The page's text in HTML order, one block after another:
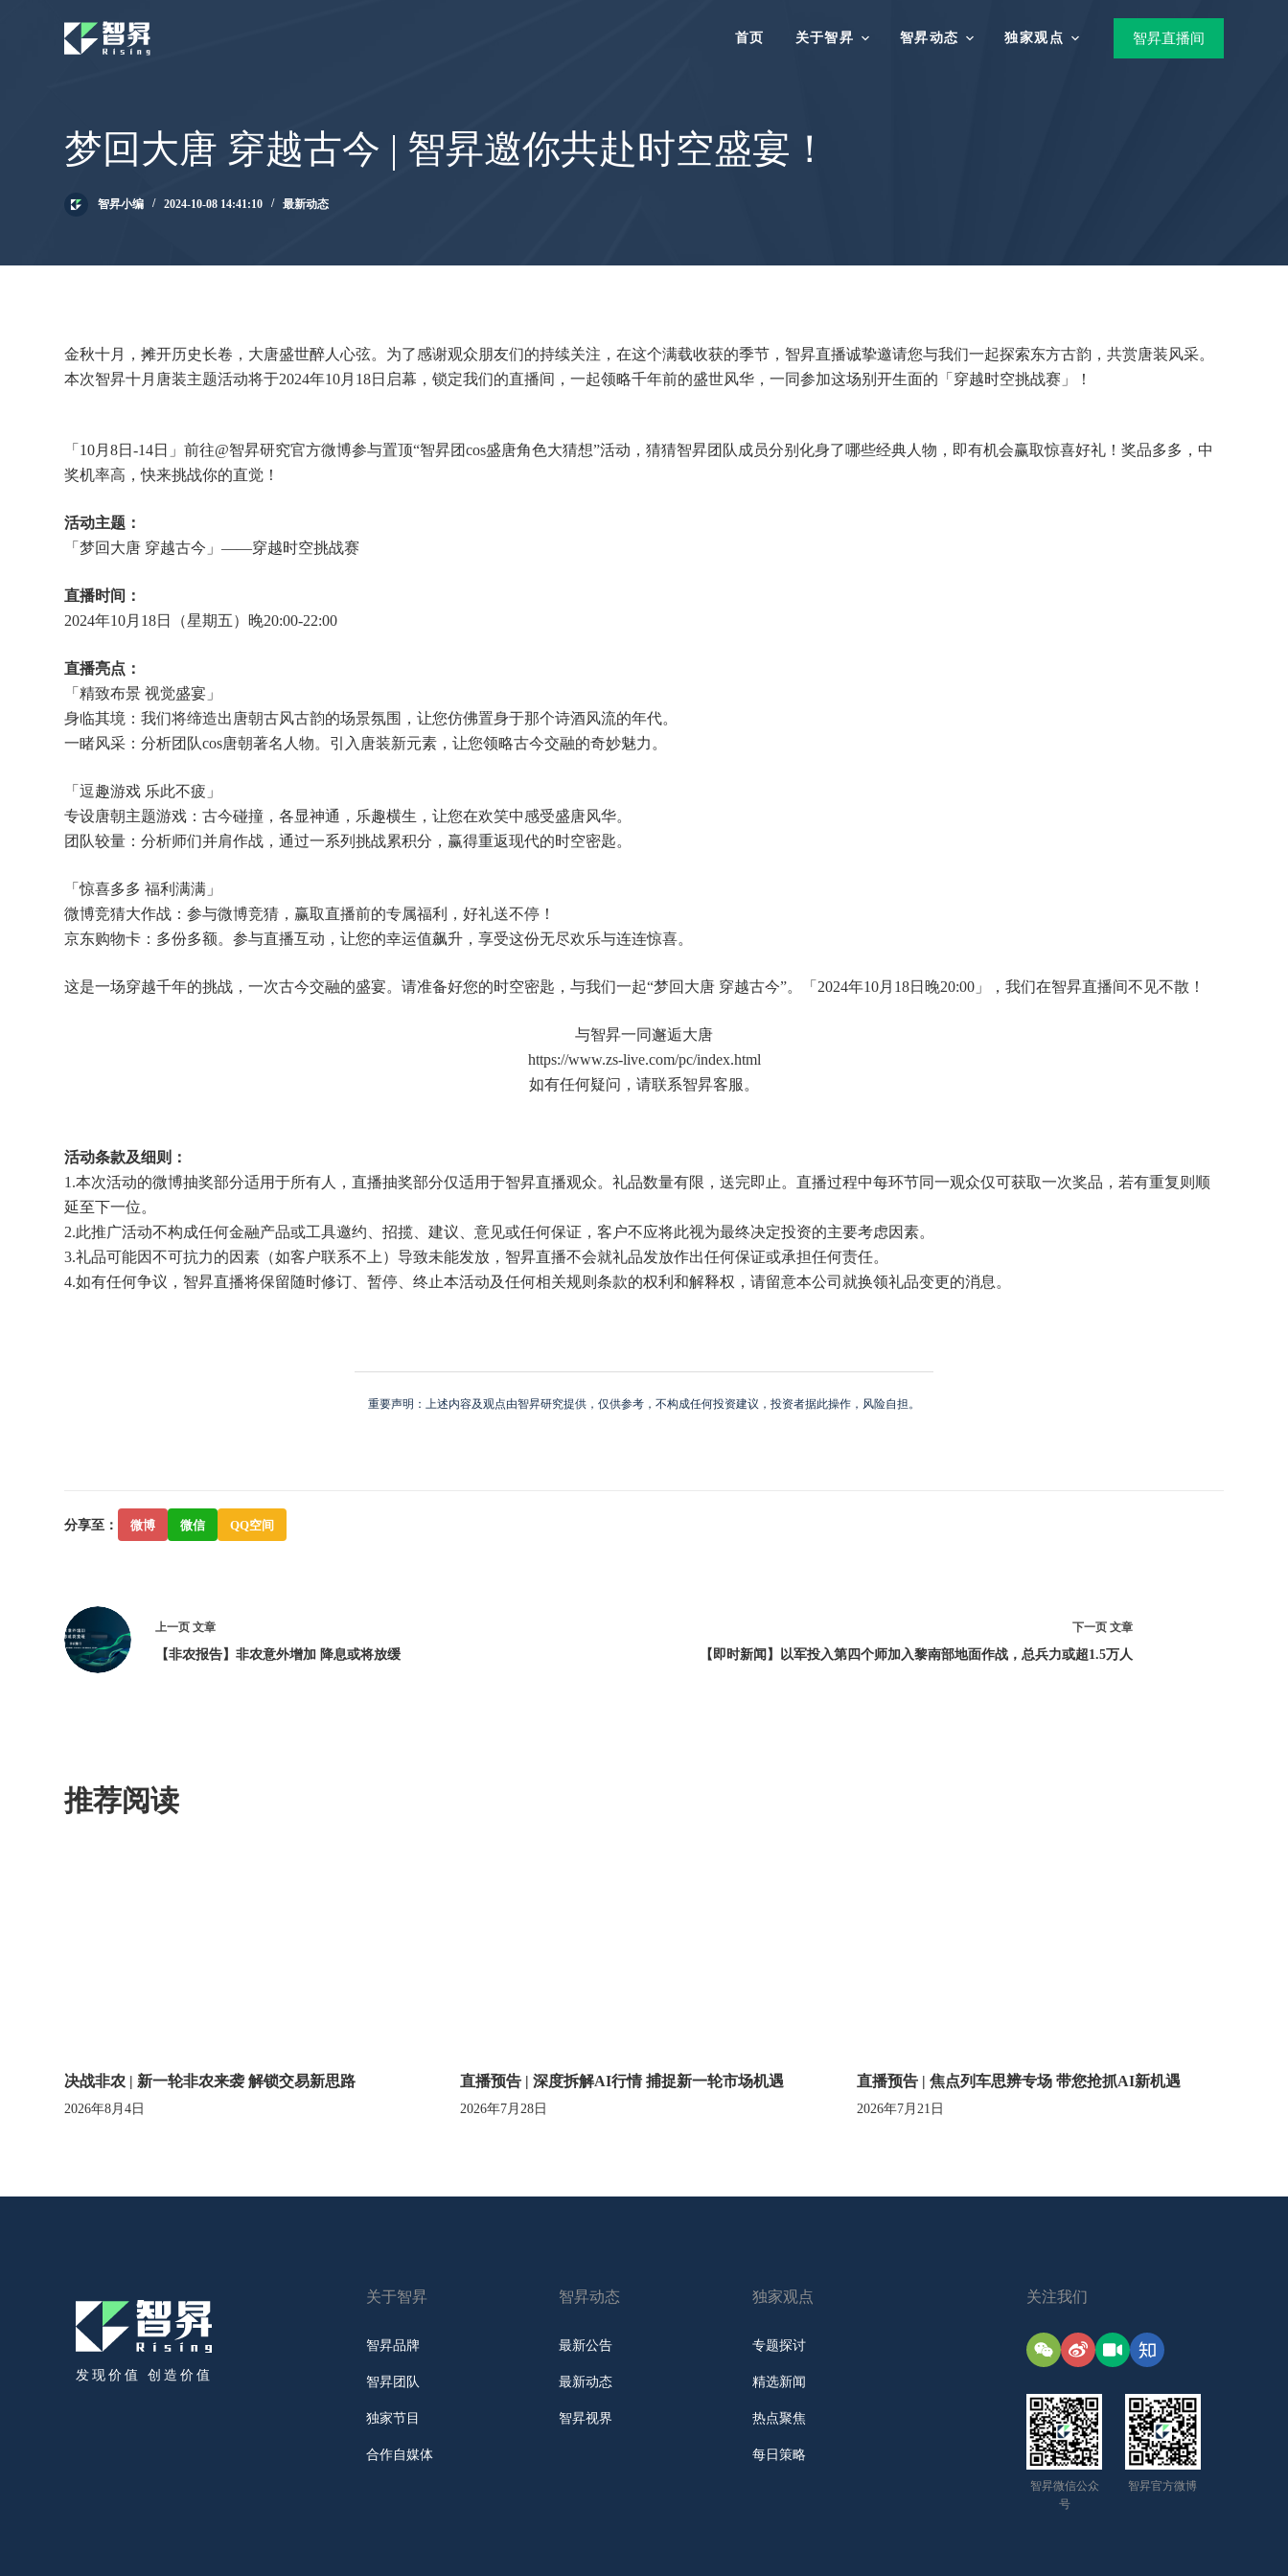
首页 关于智昇 智昇动态 独家观点 智昇直播间
梦回大唐 穿越古今 | 智昇邀你共赴时空盛宴！
智昇小编 2024-10-08 14:41:10 最新动态
金秋十月，摊开历史长卷，大唐盛世醉人心弦。为了感谢观众朋友们的持续关注，在这个满载收获的季节，智昇直播诚挚邀请您与我们一起探索东方古韵，共赏唐装风采。
本次智昇十月唐装主题活动将于2024年10月18日启幕，锁定我们的直播间，一起领略千年前的盛世风华，一同参加这场别开生面的「穿越时空挑战赛」！
「10月8日-14日」前往@智昇研究官方微博参与置顶“智昇团cos盛唐角色大猜想”活动，猜猜智昇团队成员分别化身了哪些经典人物，即有机会赢取惊喜好礼！奖品多多，中
奖机率高，快来挑战你的直觉！
活动主题：
「梦回大唐 穿越古今」——穿越时空挑战赛
直播时间：
2024年10月18日（星期五）晚20:00-22:00
直播亮点：
「精致布景 视觉盛宴」
身临其境：我们将缔造出唐朝古风古韵的场景氛围，让您仿佛置身于那个诗酒风流的年代。
一睹风采：分析团队cos唐朝著名人物。引入唐装新元素，让您领略古今交融的奇妙魅力。
「逗趣游戏 乐此不疲」
专设唐朝主题游戏：古今碰撞，各显神通，乐趣横生，让您在欢笑中感受盛唐风华。
团队较量：分析师们并肩作战，通过一系列挑战累积分，赢得重返现代的时空密匙。
「惊喜多多 福利满满」
微博竞猜大作战：参与微博竞猜，赢取直播前的专属福利，好礼送不停！
京东购物卡：多份多额。参与直播互动，让您的幸运值飙升，享受这份无尽欢乐与连连惊喜。
这是一场穿越千年的挑战，一次古今交融的盛宴。请准备好您的时空密匙，与我们一起“梦回大唐 穿越古今”。「2024年10月18日晚20:00」，我们在智昇直播间不见不散！
与智昇一同邂逅大唐
https://www.zs-live.com/pc/index.html
如有任何疑问，请联系智昇客服。
活动条款及细则：
1.本次活动的微博抽奖部分适用于所有人，直播抽奖部分仅适用于智昇直播观众。礼品数量有限，送完即止。直播过程中每环节同一观众仅可获取一次奖品，若有重复则顺
延至下一位。
2.此推广活动不构成任何金融产品或工具邀约、招揽、建议、意见或任何保证，客户不应将此视为最终决定投资的主要考虑因素。
3.礼品可能因不可抗力的因素（如客户联系不上）导致未能发放，智昇直播不会就礼品发放作出任何保证或承担任何责任。
4.如有任何争议，智昇直播将保留随时修订、暂停、终止本活动及任何相关规则条款的权利和解释权，请留意本公司就换领礼品变更的消息。
重要声明：上述内容及观点由智昇研究提供，仅供参考，不构成任何投资建议，投资者据此操作，风险自担。
分享至： 微博 微信 QQ空间
上一页文章
【非农报告】非农意外增加 降息或将放缓
下一页 文章
【即时新闻】以军投入第四个师加入黎南部地面作战，总兵力或超1.5万人
推荐阅读
决战非农 | 新一轮非农来袭 解锁交易新思路
2026年8月4日
直播预告 | 深度拆解AI行情 捕捉新一轮市场机遇
2026年7月28日
直播预告 | 焦点列车思辨专场 带您抢抓AI新机遇
2026年7月21日
发现价值 创造价值
关于智昇
智昇品牌
智昇团队
独家节目
合作自媒体
智昇动态
最新公告
最新动态
智昇视界
独家观点
专题探讨
精选新闻
热点聚焦
每日策略
关注我们
智昇微信公众
号
智昇官方微博